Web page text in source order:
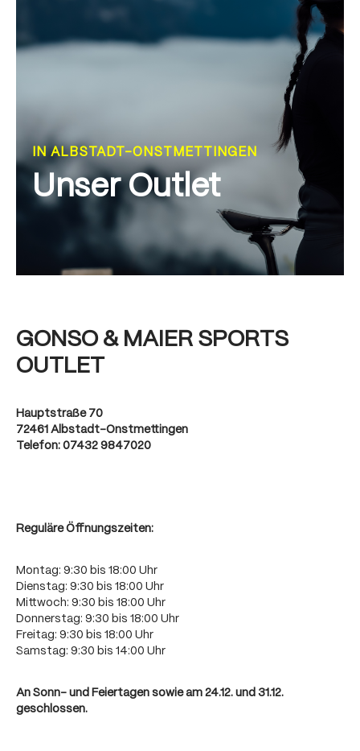
IN ALBSTADT-ONSTMETTINGEN
Unser Outlet
GONSO & MAIER SPORTS
OUTLET
Hauptstraße 70
72461 Albstadt-Onstmettingen
Telefon: 07432 9847020
Reguläre Öffnungszeiten:
Montag: 9:30 bis 18:00 Uhr
Dienstag: 9:30 bis 18:00 Uhr
Mittwoch: 9:30 bis 18:00 Uhr
Donnerstag: 9:30 bis 18:00 Uhr
Freitag: 9:30 bis 18:00 Uhr
Samstag: 9:30 bis 14:00 Uhr
An Sonn- und Feiertagen sowie am 24.12. und 31.12.
geschlossen.